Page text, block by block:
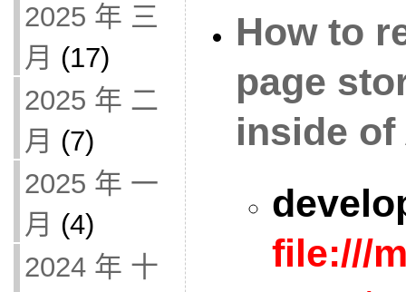
2025 年 三
月 (17)
2025 年 二
月 (7)
2025 年 一
月 (4)
2024 年 十
How to
page
inside of
file:///